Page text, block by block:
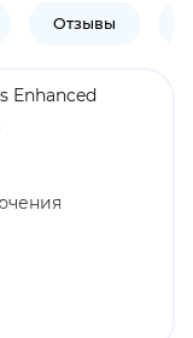
Отзывы
Enhanced